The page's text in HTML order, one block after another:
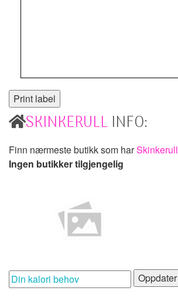
SKINKERULL INFO:
Finn nærmeste butikk som harSkinkerull
Ingen butikker tilgjengelig
Oppdater